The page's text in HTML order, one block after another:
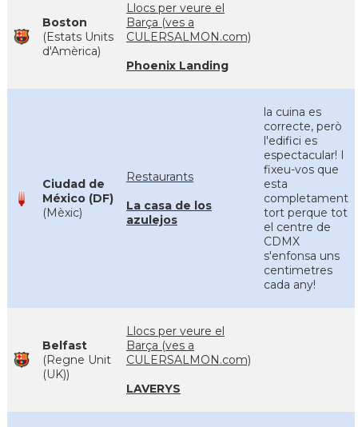
Boston
(Estats Units
d'Amèrica)
Llocs per veure el
Barça (ves a
CULERSALMON.com)
Phoenix Landing
Ciudad de
México (DF)
(Mèxic)
Restaurants
La casa de los
azulejos
la cuina es
correcte, però
l'edifici es
espectacular! I
fixeu-vos que
esta
completament
tort perque tot
el centre de
CDMX
s'enfonsa uns
centimetres
cada any!
Belfast
(Regne Unit
(UK))
Llocs per veure el
Barça (ves a
CULERSALMON.com)
LAVERYS